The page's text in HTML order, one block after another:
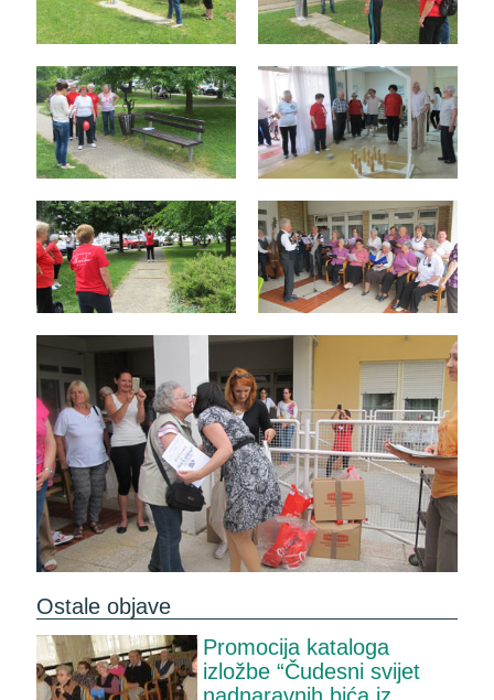
Ostale objave
Promocija kataloga
izložbe “Čudesni svijet